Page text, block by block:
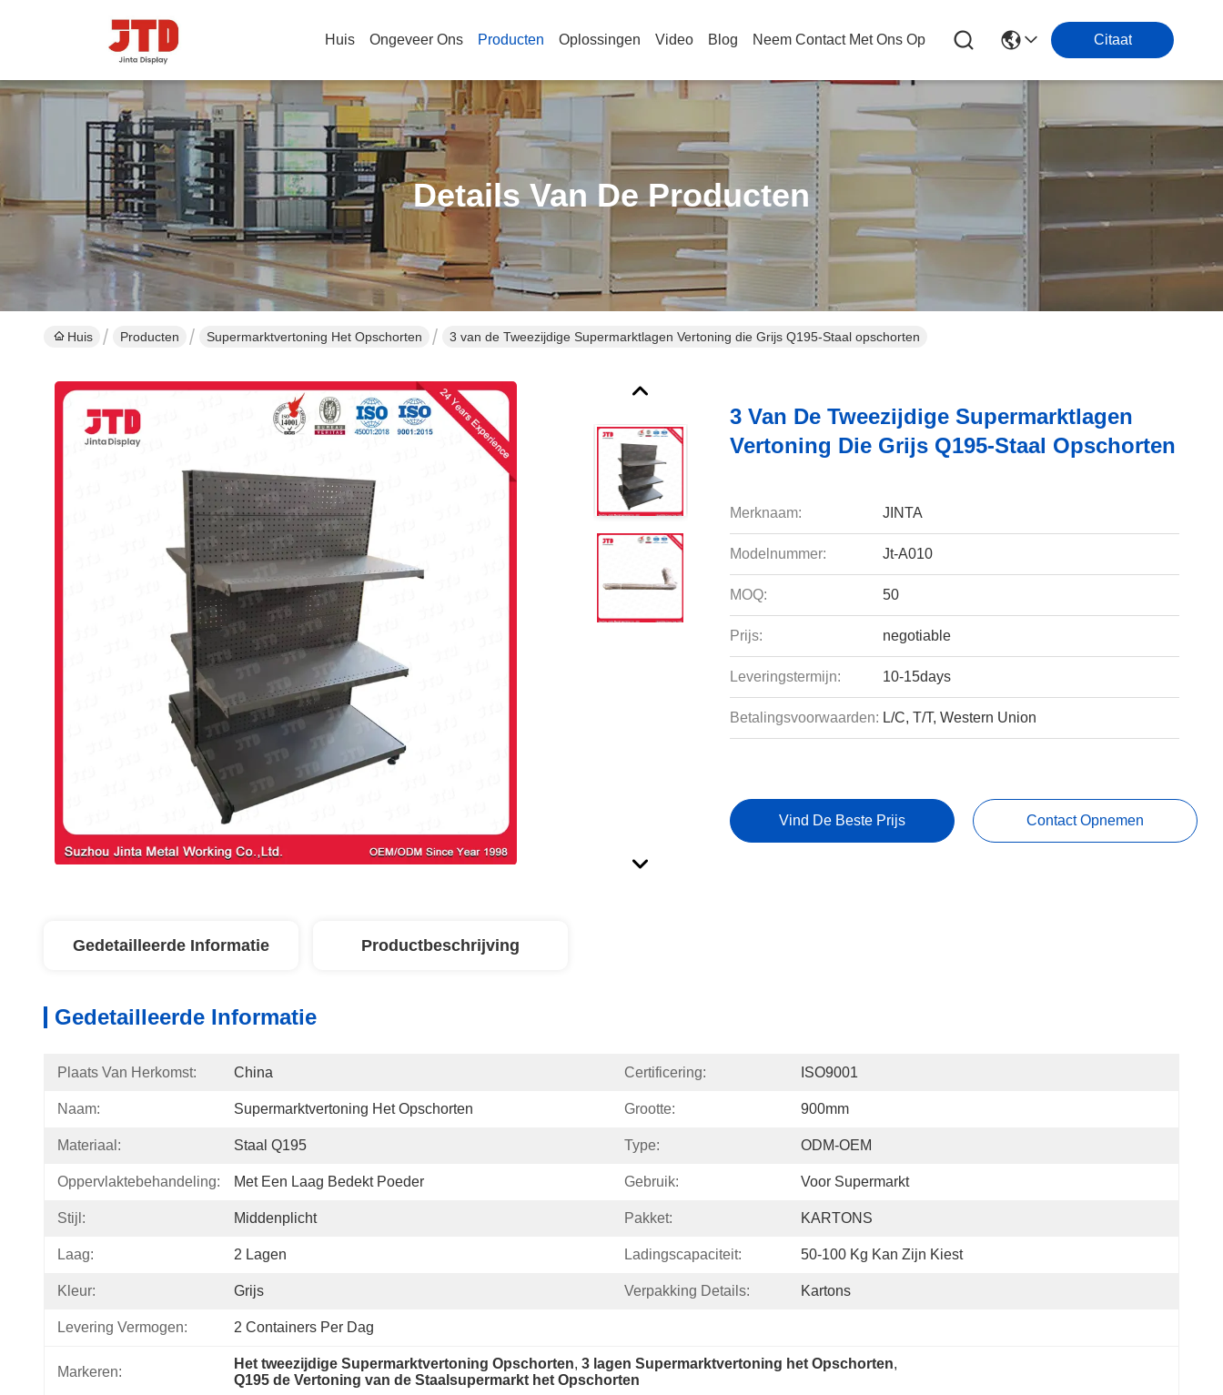
Huis Ongeveer Ons Producten Oplossingen Video Blog Neem Contact Met Ons Op Citaat
Details Van De Producten
Huis Producten Supermarktvertoning Het Opschorten 3 van de Tweezijdige Supermarktlagen Vertoning die Grijs Q195-Staal opschorten
3 Van De Tweezijdige Supermarktlagen
Vertoning Die Grijs Q195-Staal Opschorten
Merknaam: JINTA
Modelnummer: Jt-A010
MOQ: 50
Prijs: negotiable
Leveringstermijn: 10-15days
Betalingsvoorwaarden: L/C, T/T, Western Union
Vind De Beste Prijs Contact Opnemen
Gedetailleerde Informatie Productbeschrijving
Gedetailleerde Informatie
Plaats Van Herkomst: China Certificering: ISO9001
Naam: Supermarktvertoning Het Opschorten Grootte: 900mm
Materiaal: Staal Q195 Type: ODM-OEM
Oppervlaktebehandeling: Met Een Laag Bedekt Poeder Gebruik: Voor Supermarkt
Stijl: Middenplicht Pakket: KARTONS
Laag: 2 Lagen Ladingscapaciteit: 50-100 Kg Kan Zijn Kiest
Kleur: Grijs Verpakking Details: Kartons
Levering Vermogen: 2 Containers Per Dag
Markeren:
Het tweezijdige Supermarktvertoning Opschorten, 3 lagen Supermarktvertoning het Opschorten,
Q195 de Vertoning van de Staalsupermarkt het Opschorten